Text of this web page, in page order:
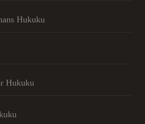
Hukuku
Hukuku